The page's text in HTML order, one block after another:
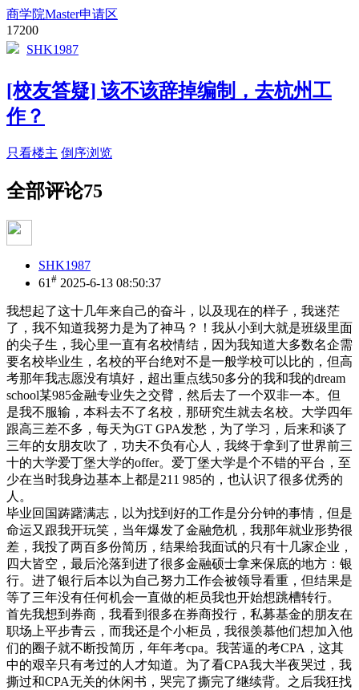
商学院Master申请区
17200
SHK1987
[校友答疑] 该不该辞掉编制，去杭州工
作？
只看楼主 倒序浏览
全部评论75
SHK1987
61 # 2025-6-13 08:50:37
我想起了这十几年来自己的奋斗，以及现在的样子，我迷茫
了，我不知道我努力是为了神马？！我从小到大就是班级里面
的尖子生，我心里一直有名校情结，因为我知道大多数名企需
要名校毕业生，名校的平台绝对不是一般学校可以比的，但高
考那年我志愿没有填好，超出重点线50多分的我和我的dream
school某985金融专业失之交臂，然后去了一个双非一本。但
是我不服输，本科去不了名校，那研究生就去名校。大学四年
跟高三差不多，每天为GT GPA发愁，为了学习，后来和谈了
三年的女朋友吹了，功夫不负有心人，我终于拿到了世界前三
十的大学爱丁堡大学的offer。爱丁堡大学是个不错的平台，至
少在当时我身边基本上都是211 985的，也认识了很多优秀的
人。
毕业回国踌躇满志，以为找到好的工作是分分钟的事情，但是
命运又跟我开玩笑，当年爆发了金融危机，我那年就业形势很
差，我投了两百多份简历，结果给我面试的只有十几家企业，
四大皆空，最后沦落到进了很多金融硕士拿来保底的地方：银
行。进了银行后本以为自己努力工作会被领导看重，但结果是
等了三年没有任何机会一直做的柜员我也开始想跳槽转行。
首先我想到券商，我看到很多在券商投行，私募基金的朋友在
职场上平步青云，而我还是个小柜员，我很羡慕他们想加入他
们的圈子就不断投简历，年年考cpa。我苦逼的考CPA，这其
中的艰辛只有考过的人才知道。为了看CPA我大半夜哭过，我
撕过和CPA无关的休闲书，哭完了撕完了继续背。之后我狂找